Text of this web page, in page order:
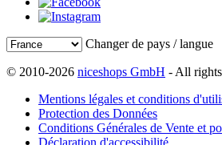
Changer de pays / langue
© 2010-2026 niceshops GmbH - All
Mentions légales et conditions
Protection des Données
Conditions Générales de Vente et
Déclaration d'accessibilité